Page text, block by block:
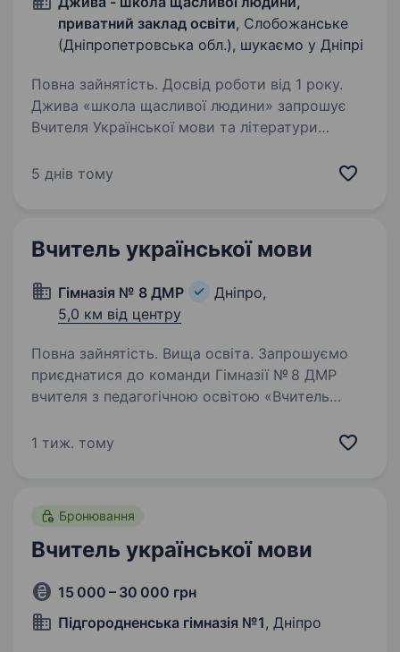
приватний заклад освіти, Слобожанське
(Дніпропетровська обл.), шукаємо у Дніпрі
Повна зайнятість. Досвід роботи від 1 року.
Джива «школа щасливої людини» запрошує
Вчителя Української мови та літератури
яка спроможна змінити світ, і ти можеш стати
5 днів тому
Вчитель української мови
Гімназія № 8 ДМР
Дніпро,
5,0 км від центру
Повна зайнятість. Вища освіта. Запрошуємо
приєднатися до команди Гімназії № 8 ДМР
вчителя з педагогічною освітою «Вчитель
української мови у нашій гімназії, Ви будете:
1 тиж. тому
Бронювання
Вчитель української мови
15 000 – 30 000 грн
Підгородненська гімназія №1, Дніпро